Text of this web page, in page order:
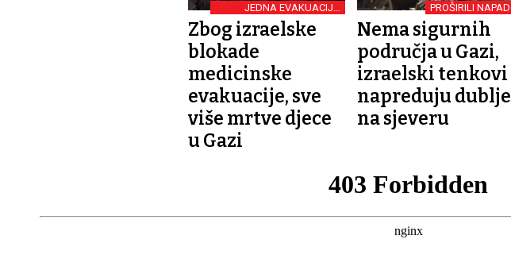
JEDNA EVAKUACIJA
DNEVNO
Zbog izraelske
blokade
medicinske
evakuacije, sve
više mrtve djece
u Gazi
PROŠIRILI NAPAD
Nema sigurnih
područja u Gazi,
izraelski tenkovi
napreduju dublje
na sjeveru